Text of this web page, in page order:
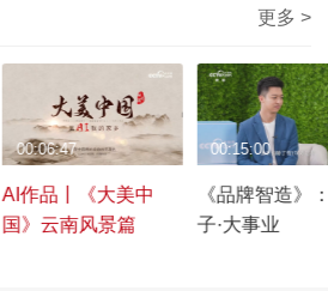
更多 >
AI作品丨《大美中
国》云南风景篇
00:06:47
《品牌智造》
子·大事业
00:15:00